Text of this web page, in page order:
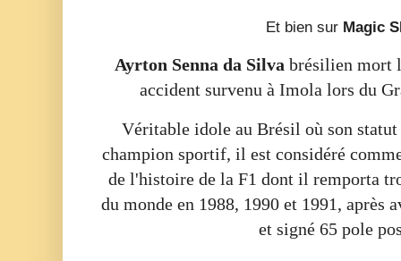
Et bien sur Magic
Ayrton Senna da Silva brésilien mort
accident survenu à Imola lors du
Véritable idole au Brésil où son statut
champion sportif, il est considéré
de l'histoire de la F1 dont il remporta
du monde en 1988, 1990 et 1991, après
et signé 65 pole